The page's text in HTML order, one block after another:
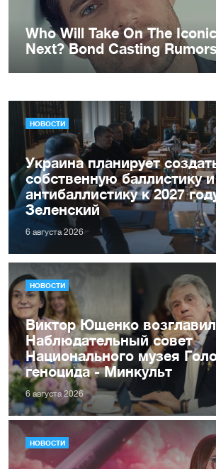
НОВОСТИ
Украина планирует
собственную баллистику и
антибаллистику к 2027
Зеленский
6 августа 2026
НОВОСТИ
Виктор Ющенко возглавил
Наблюдательный совет
Национального музея
геноцида - Минкульт
6 августа 2026
НОВОСТИ